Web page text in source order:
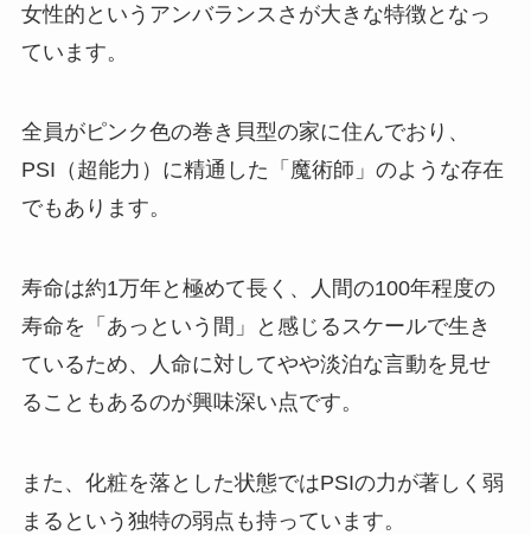
女性的というアンバランスさが大きな特徴となっ
ています。
全員がピンク色の巻き貝型の家に住んでおり、
PSI（超能力）に精通した「魔術師」のような存在
でもあります。
寿命は約1万年と極めて長く、人間の100年程度の
寿命を「あっという間」と感じるスケールで生き
ているため、人命に対してやや淡泊な言動を見せ
ることもあるのが興味深い点です。
また、化粧を落とした状態ではPSIの力が著しく弱
まるという独特の弱点も持っています。